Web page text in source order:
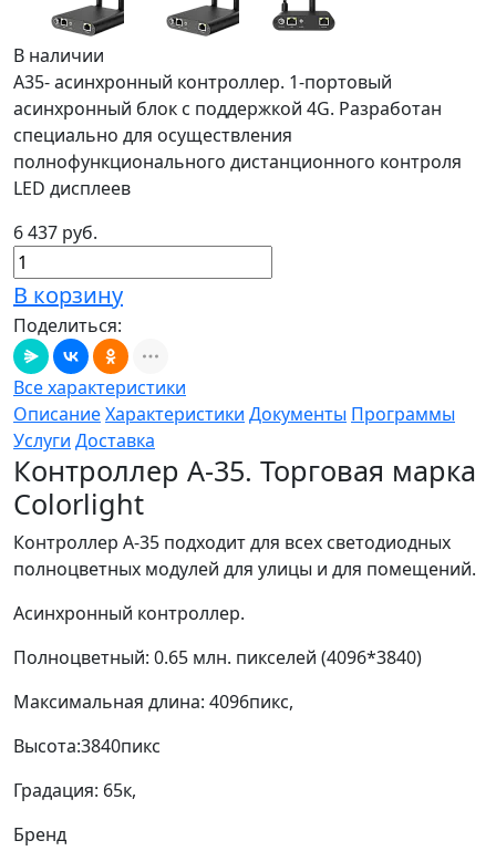
В наличии
А35- асинхронный контроллер. 1-портовый
асинхронный блок с поддержкой 4G. Разработан
специально для осуществления
полнофункционального дистанционного контроля
LED дисплеев
6 437 руб.
В корзину
Поделиться:
Все характеристики
ОписаниеХарактеристики Документы Программы
Услуги Доставка
Контроллер А-35. Торговая марка
Colorlight
Контроллер А-35 подходит для всех светодиодных
полноцветных модулей для улицы и для помещений.
Асинхронный контроллер.
Полноцветный: 0.65 млн. пикселей (4096*3840)
Максимальная длина: 4096пикс,
Высота:3840пикс
Градация: 65к,
Бренд